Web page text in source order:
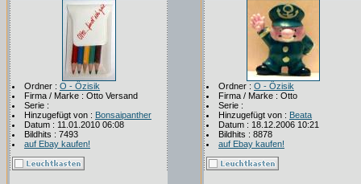
Ordner : O - Özisik
Firma / Marke : Otto Versand
Serie :
Hinzugefügt von : Bonsaipanther
Datum : 11.01.2010 06:08
Bildhits : 7493
auf Ebay kaufen!
Ordner : O - Özisik
Firma / Marke : Otto
Serie :
Hinzugefügt von : Beata
Datum : 18.12.2006 10:21
Bildhits : 8878
auf Ebay kaufen!